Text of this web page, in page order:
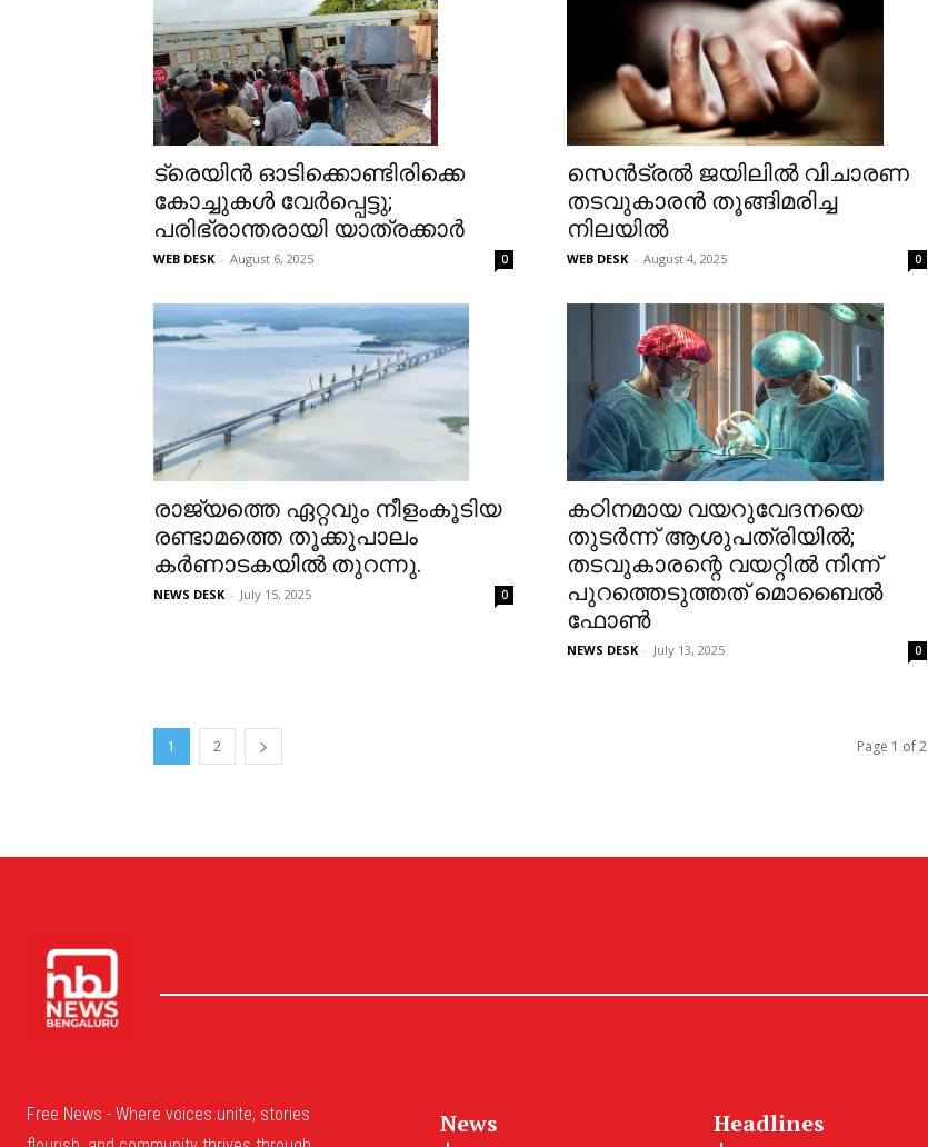
ട്രെയിൻ ഓടിക്കൊണ്ടിരിക്കെ
കോച്ചുകൾ വേർപ്പെട്ടു;
പരിഭ്രാന്തരായി യാത്രക്കാർ
WEB DESK - August 6, 2025 0
സെൻട്രൽ ജയിലിൽ വിചാരണ
തടവുകാരൻ തൂങ്ങിമരിച്ച
നിലയിൽ
WEB DESK - August 4, 2025 0
രാജ്യത്തെ ഏറ്റവും നീളംകൂടിയ
രണ്ടാമത്തെ തൂക്കുപാലം
കർണാടകയിൽ തുറന്നു.
NEWS DESK - July 15, 2025 0
കഠിനമായ വയറുവേദനയെ
തുടര്‍ന്ന് ആശുപത്രിയില്‍;
തടവുകാരന്റെ വയറ്റിൽ നിന്ന്
പുറത്തെടുത്തത് മൊബൈൽ
ഫോൺ
NEWS DESK - July 13, 2025 0
1 2 Page 1 of 2
Free News - Where voices unite, stories
News Headlines